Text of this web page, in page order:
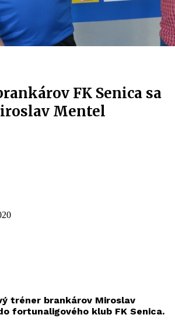
FK Senica sa
Mentel
tréner brankárov Miroslav
fortunaligového klub FK Senica.